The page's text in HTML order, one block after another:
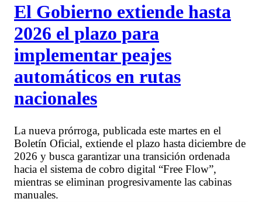
El Gobierno extiende hasta
2026 el plazo para
implementar peajes
automáticos en rutas
nacionales
La nueva prórroga, publicada este martes en el
Boletín Oficial, extiende el plazo hasta diciembre de
2026 y busca garantizar una transición ordenada
hacia el sistema de cobro digital “Free Flow”,
mientras se eliminan progresivamente las cabinas
manuales.